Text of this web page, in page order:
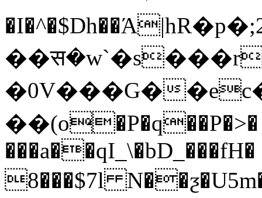
�0V���G�
���a��qI_\�bD_���fH�
8���$7l